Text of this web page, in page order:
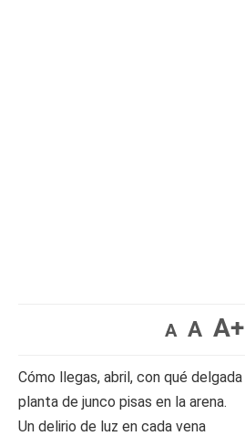
A A A+
Cómo llegas, abril, con qué delgada
planta de junco pisas en la arena.
Un delirio de luz en cada vena